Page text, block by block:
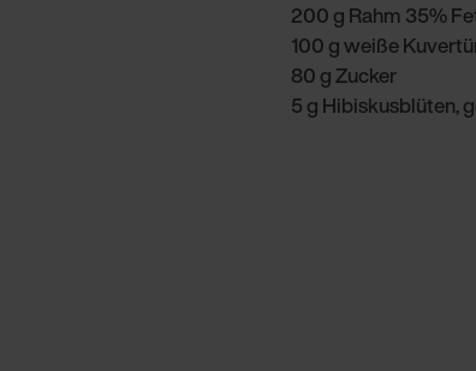
200 g Rahm 35%
100 g weiße
80 g Zucker
5 g Hibiskusblüten,